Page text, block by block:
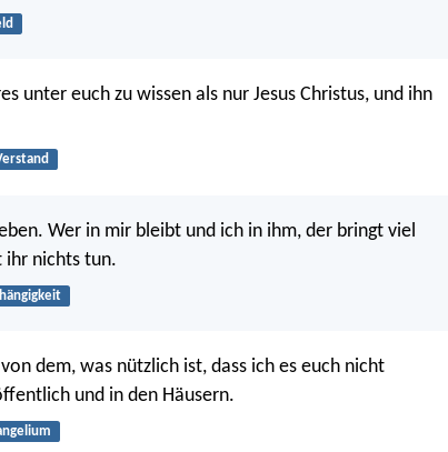
unter euch zu wissen als nur Jesus Christus, und ihn
Wer in mir bleibt und ich in ihm, der bringt viel
ihr nichts tun.
dem, was nützlich ist, dass ich es euch nicht
und in den Häusern.